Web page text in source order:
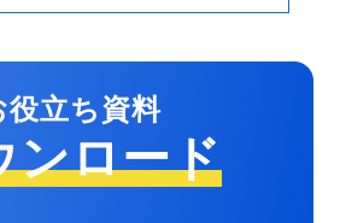
役立ち資料
ンロード